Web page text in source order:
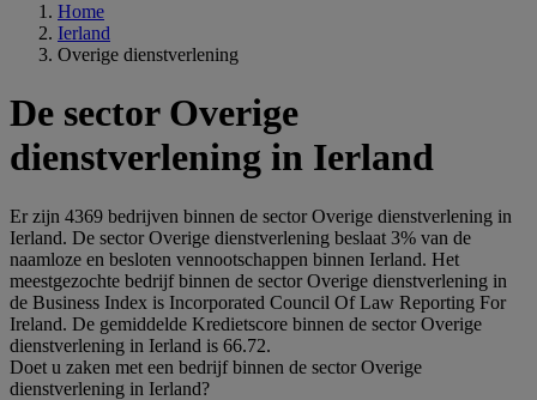
Home
Ierland
Overige dienstverlening
De sector Overige
dienstverlening in Ierland
Er zijn 4369 bedrijven binnen de sector Overige dienstverlening in
Ierland. De sector Overige dienstverlening beslaat 3% van de
naamloze en besloten vennootschappen binnen Ierland. Het
meestgezochte bedrijf binnen de sector Overige dienstverlening in
de Business Index is Incorporated Council Of Law Reporting For
Ireland. De gemiddelde Kredietscore binnen de sector Overige
dienstverlening in Ierland is 66.72.
Doet u zaken met een bedrijf binnen de sector Overige
dienstverlening in Ierland?